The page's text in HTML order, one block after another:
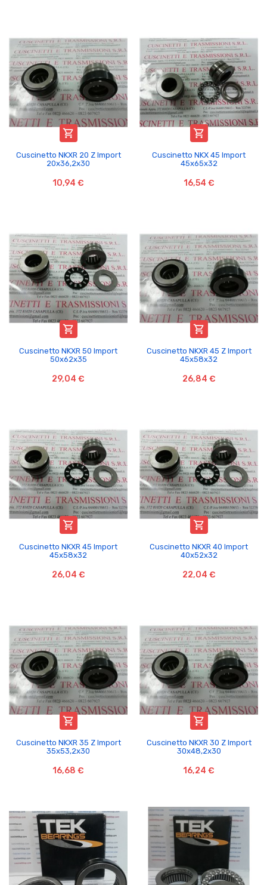

Cuscinetto NKXR 20 Z Import
20x36,2x30
10,94 €

Cuscinetto NKX 45 Import
45x65x32
16,54 €

Cuscinetto NKXR 50 Import
50x62x35
29,04 €

Cuscinetto NKXR 45 Z Import
45x58x32
26,84 €

Cuscinetto NKXR 45 Import
45x58x32
26,04 €

Cuscinetto NKXR 40 Import
40x52x32
22,04 €

Cuscinetto NKXR 35 Z Import
35x53,2x30
16,68 €

Cuscinetto NKXR 30 Z Import
30x48,2x30
16,24 €